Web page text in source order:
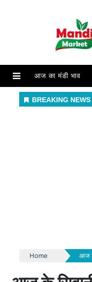
आज का मंडी भाव
Home आज